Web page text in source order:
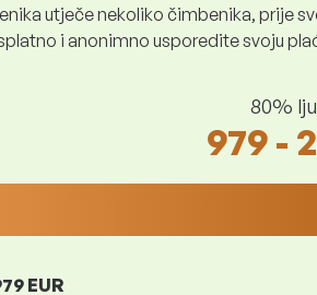
utječe nekoliko čimbenika, prije
i anonimno usporedite svoju
80%
979 -
EUR